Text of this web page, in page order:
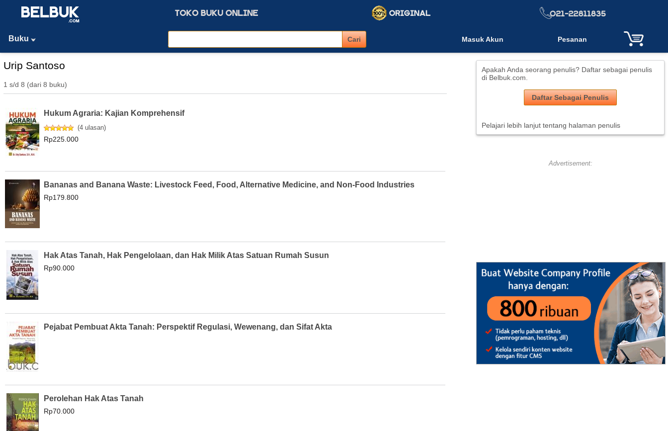
Buku Masuk Akun Pesanan
Urip Santoso
1 s/d 8 (dari 8 buku)
Hukum Agraria: Kajian Komprehensif
(4 ulasan)
Rp225.000
Bananas and Banana Waste: Livestock Feed, Food, Alternative Medicine, and Non-Food Industries
Rp179.800
Hak Atas Tanah, Hak Pengelolaan, dan Hak Milik Atas Satuan Rumah Susun
Rp90.000
Pejabat Pembuat Akta Tanah: Perspektif Regulasi, Wewenang, dan Sifat Akta
Perolehan Hak Atas Tanah
Rp70.000
Apakah Anda seorang penulis? Daftar sebagai penulis
di Belbuk.com.
Daftar Sebagai Penulis
Pelajari lebih lanjut tentang halaman penulis
Advertisement: